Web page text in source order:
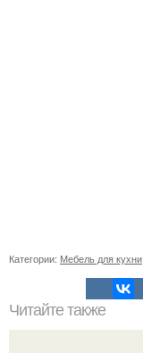
Категории: Мебель для кухни
Читайте также